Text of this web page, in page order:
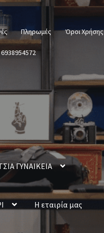
Πληρωμές Όροι Χρήσης
ΓΥΝΑΙΚΕΙΑ
Η εταιρία μας